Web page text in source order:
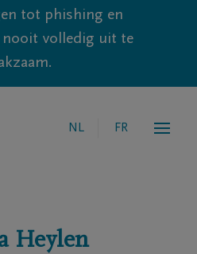
tot phishing en
nooit volledig uit te
NL FR
Heylen